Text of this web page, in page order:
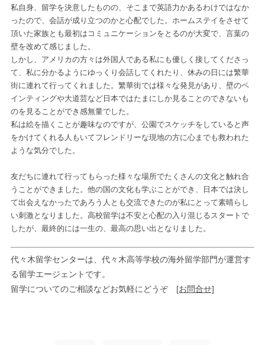
私自身、留学を決意したものの、そこまで英語力かあるわけではなか
ったので、会話が成り立つのかと心配でした。ホームステイをさせて
頂いた家族とも最初はコミュニケーションをとるのが大変で、言葉の
壁を改めて感じました。
しかし、アメリカの方々は外国人である私にも優しく接してくださっ
て、私に分かるようにゆっくり会話してくれたり、休みの日には繁華
街に連れて行ってくれました。繁華街では様々な発見があり、壁のペ
インティングや大道芸など日本ではたまにしか見ることのできないも
のを見ることができ感無量でした。
私は絵を描くことが趣味なのですが、公園でスケッチをしていると声
をかけてくれる人もいてフレンドリーな現地の方に心までも救われた
ような気分でした。
友だちに連れて行ってもらった様々な場所でたくさんの文化と触れ合
うことができました。他の国の文化も学ぶことができ、日本では決し
て出会えなかったであろう人とも交流できたのが私にとって素晴らし
い刺激となりました。高校留学は不安と心配の入り混じるスタートで
したが、最終的には一生の、最高の思い出となりました。
代々木留学センターは、代々木高等学校の海外留学部門が運営す
る留学エージェントです。
留学についてのご相談などお気軽にどうぞ [お問合せ]